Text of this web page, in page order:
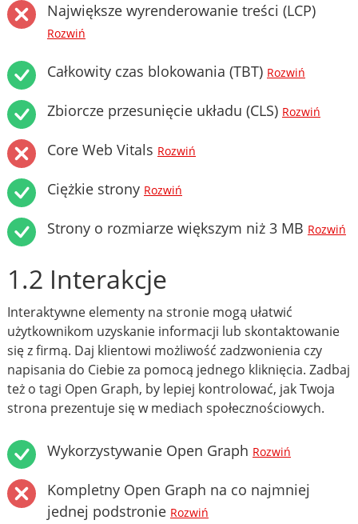
Największe wyrenderowanie treści (LCP)
Rozwiń
Całkowity czas blokowania (TBT) Rozwiń
Zbiorcze przesunięcie układu (CLS) Rozwiń
Core Web Vitals Rozwiń
Ciężkie strony Rozwiń
Strony o rozmiarze większym niż 3 MB Rozwiń
1.2 Interakcje
Interaktywne elementy na stronie mogą ułatwić
użytkownikom uzyskanie informacji lub skontaktowanie
się z firmą. Daj klientowi możliwość zadzwonienia czy
napisania do Ciebie za pomocą jednego kliknięcia. Zadbaj
też o tagi Open Graph, by lepiej kontrolować, jak Twoja
strona prezentuje się w mediach społecznościowych.
Wykorzystywanie Open Graph Rozwiń
Kompletny Open Graph na co najmniej
jednej podstronie Rozwiń